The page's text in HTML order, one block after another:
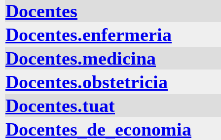
Docentes
Docentes.enfermeria
Docentes.medicina
Docentes.obstetricia
Docentes.tuat
Docentes_de_economia